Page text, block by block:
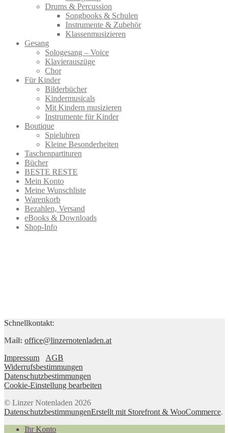
Drums & Percussion
Songbooks & Schulen
Instrumente & Zubehör
Klassenmusizieren
Gesang
Sologesang – Voice
Klavierauszüge
Chor
Für Kinder
Bilderbücher
Kindermusicals
Mit Kindern musizieren
Instrumente für Kinder
Boutique
Spieluhren
Kleine Besonderheiten
Taschenpartituren
Bücher
BESTE RESTE
Mein Konto
Meine Wunschliste
Warenkorb
Bezahlen, Versand
eBooks & Downloads
Shop-Info
Schnellkontakt:
Mail: office@linzernotenladen.at
Impressum
AGB
Widerrufsbestimmungen
Datenschutzbestimmungen
Cookie-Einstellung bearbeiten
© Linzer Notenladen 2026
DatenschutzbestimmungenErstellt mit Storefront & WooCommerce.
Ihr Konto